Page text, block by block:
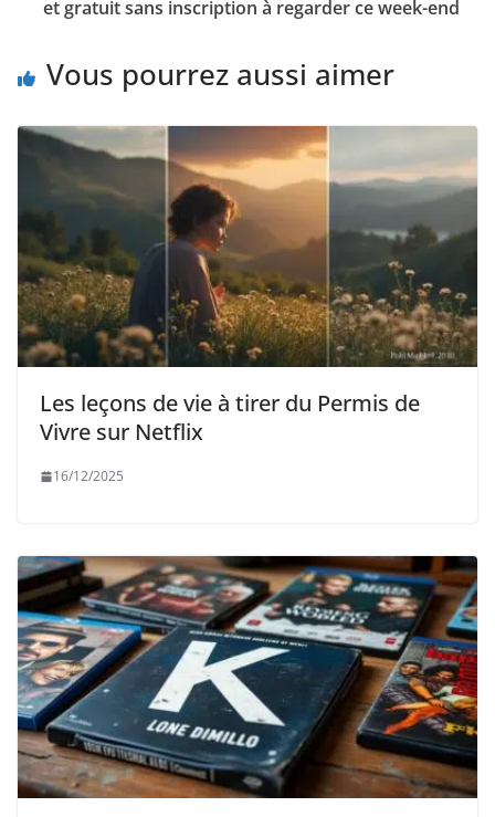
et gratuit sans inscription à regarder ce week-end
Vous pourrez aussi aimer
Les leçons de vie à tirer du Permis de
Vivre sur Netflix
16/12/2025